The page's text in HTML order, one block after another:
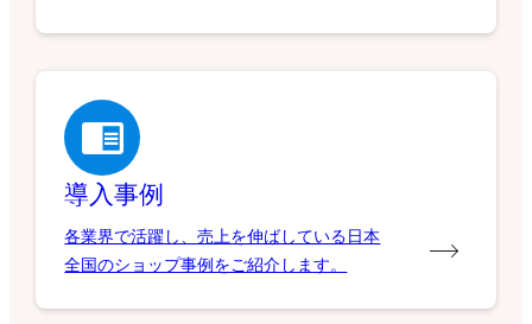
導入事例
各業界で活躍し、売上を伸ばしている日本
全国のショップ事例をご紹介します。